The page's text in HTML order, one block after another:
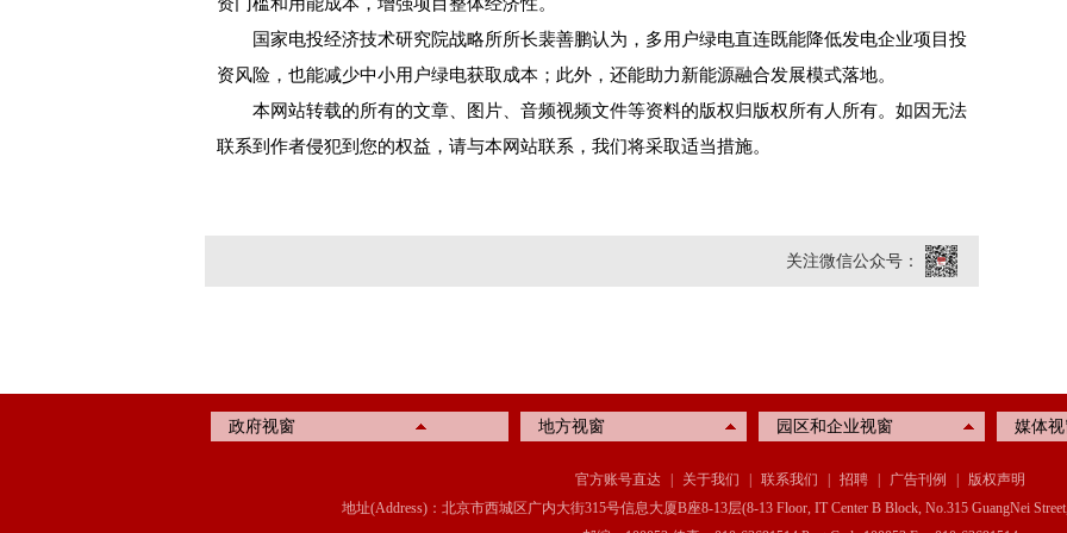
国家电投经济技术研究院战略所所长裴善鹏认为，多用户绿电直连既能降低发电企业项目投
资风险，也能减少中小用户绿电获取成本；此外，还能助力新能源融合发展模式落地。
本网站转载的所有的文章、图片、音频视频文件等资料的版权归版权所有人所有。如因无法
联系到作者侵犯到您的权益，请与本网站联系，我们将采取适当措施。
关注微信公众号：
政府视窗 地方视窗 园区和企业视窗 媒体
官方账号直达 关于我们 联系我们 招聘 广告刊例
版权声明
地址(Address)：北京市西城区广内大街315号信息大厦B座8-13层(8-13 Floor, IT Center B Block, No.315 GuangNei